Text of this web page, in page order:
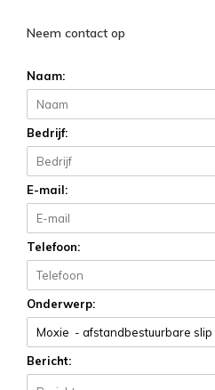
Neem contact op
Naam:
Bedrijf:
E-mail:
Telefoon:
Onderwerp:
Bericht: